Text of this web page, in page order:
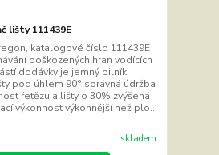
lišty 111439E
katalogové číslo 111439E
poškozených hran vodících
dodávky je jemný pilník.
pod úhlem 90° správná údržba
řetězu a lišty o 30% zvýšená
výkonnost výkonnější než plo...
skladem